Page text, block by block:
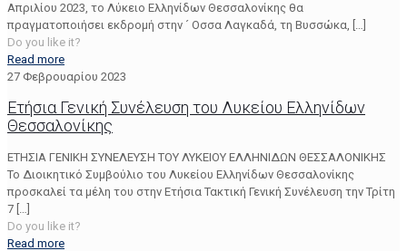
Απριλίου 2023, το Λύκειο Ελληνίδων Θεσσαλονίκης θα
πραγματοποιήσει εκδρομή στην ´ Οσσα Λαγκαδά, τη Βυσσώκα, […]
Do you like it?
Read more
27 Φεβρουαρίου 2023
Ετήσια Γενική Συνέλευση του Λυκείου Ελληνίδων
Θεσσαλονίκης
ΕΤΗΣΙΑ ΓΕΝΙΚΗ ΣΥΝΕΛΕΥΣΗ ΤΟΥ ΛΥΚΕΙΟΥ ΕΛΛΗΝΙΔΩΝ ΘΕΣΣΑΛΟΝΙΚΗΣ
Το Διοικητικό Συμβούλιο του Λυκείου Ελληνίδων Θεσσαλονίκης
προσκαλεί τα μέλη του στην Ετήσια Τακτική Γενική Συνέλευση την Τρίτη
7
Do you like it?
Read more